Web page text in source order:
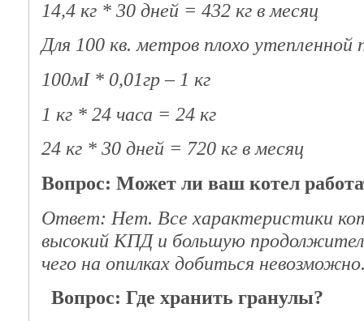
14,4 кг * 30 дней = 432 кг в месяц
Для 100 кв. метров плохо утепленной
100мІ * 0,01гр – 1 кг
1 кг * 24 часа = 24 кг
24 кг * 30 дней = 720 кг в месяц
Вопрос: Может ли ваш котел
Ответ: Нет. Все характеристики
высокий КПД и большую
чего на опилках добиться
Вопрос: Где хранить гранулы?